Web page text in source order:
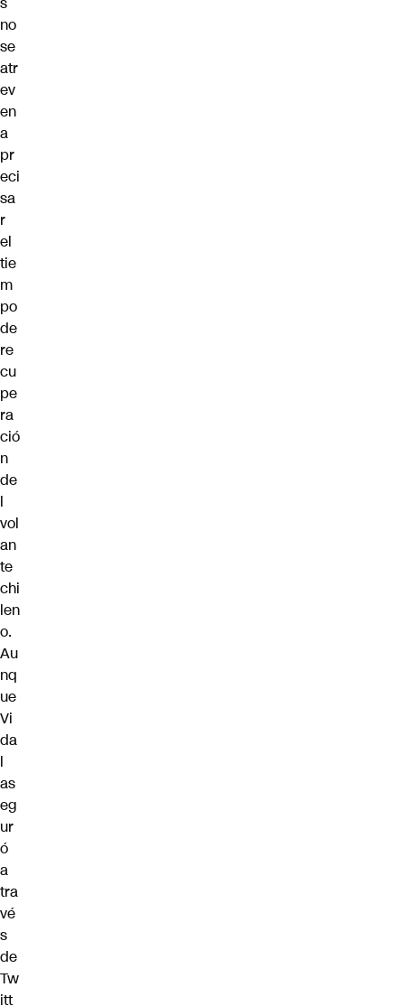
no
se
atr
ev
en
a
pr
eci
sa
r
el
tie
m
po
de
re
cu
pe
ra
ció
n
de
l
vol
an
te
chi
len
o.
Au
nq
ue
Vi
da
l
as
eg
ur
ó
a
tra
vé
s
de
Tw
itt